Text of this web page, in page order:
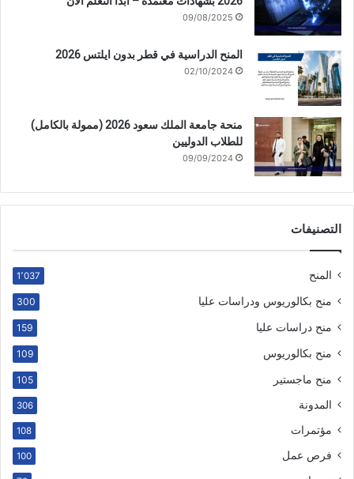
09/08/2025
المنح الدراسية في قطر بدون ايلتس 2026
02/10/2024
منحة جامعة الملك سعود 2026 (ممولة بالكامل)
للطلاب الدوليين
09/09/2024
التصنيفات
المنح 1٬037
منح بكالوريوس ودراسات عليا 300
منح دراسات عليا 159
منح بكالوريوس 109
منح ماجستير 105
المدونة 306
مؤتمرات 108
فرص عمل 100